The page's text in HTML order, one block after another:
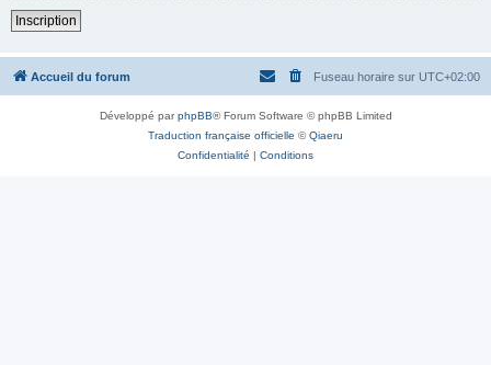
Inscription
Accueil du forum Fuseau horaire sur UTC+02:00
Développé parphpBB® Forum Software © phpBB Limited
Traduction française officielle ©Qiaeru
Confidentialité | Conditions